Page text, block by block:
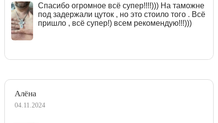
Спасибо огромное всё супер!!!!))) На таможне
под задержали цуток , но это стоило того . Всё
пришло , всё супер!) всем рекомендую!!!)))
Алёна
04.11.2024